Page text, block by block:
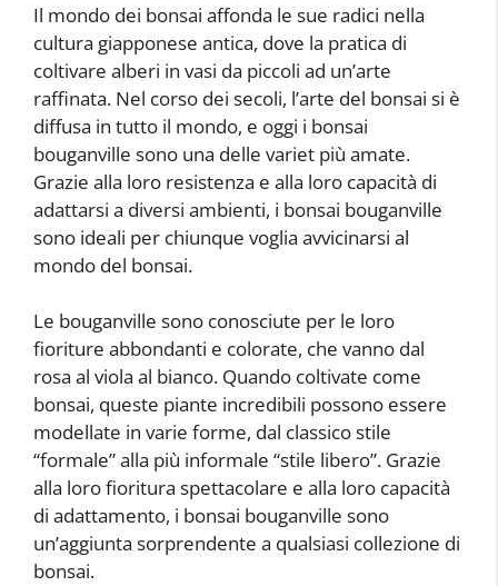
Il mondo dei bonsai affonda le sue radici nella
cultura giapponese antica, dove la pratica di
coltivare alberi in vasi da piccoli ad un’arte
raffinata. Nel corso dei secoli, l’arte del bonsai si è
diffusa in tutto il mondo, e oggi i bonsai
bouganville sono una delle variet più amate.
Grazie alla loro resistenza e alla loro capacità di
adattarsi a diversi ambienti, i bonsai bouganville
sono ideali per chiunque voglia avvicinarsi al
mondo del bonsai.
Le bouganville sono conosciute per le loro
fioriture abbondanti e colorate, che vanno dal
rosa al viola al bianco. Quando coltivate come
bonsai, queste piante incredibili possono essere
modellate in varie forme, dal classico stile
“formale” alla più informale “stile libero”. Grazie
alla loro fioritura spettacolare e alla loro capacità
di adattamento, i bonsai bouganville sono
un’aggiunta sorprendente a qualsiasi collezione di
bonsai.